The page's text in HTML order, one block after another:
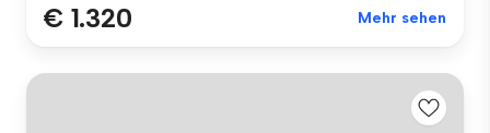
€ 1.320 Mehr sehen